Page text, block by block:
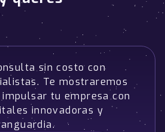
sin costo con
Te mostraremos
tu empresa con
innovadoras y